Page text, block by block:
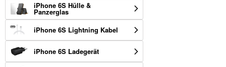
iPhone 6S Hülle &
Panzerglas
iPhone 6S Lightning Kabel
iPhone 6S Ladegerät